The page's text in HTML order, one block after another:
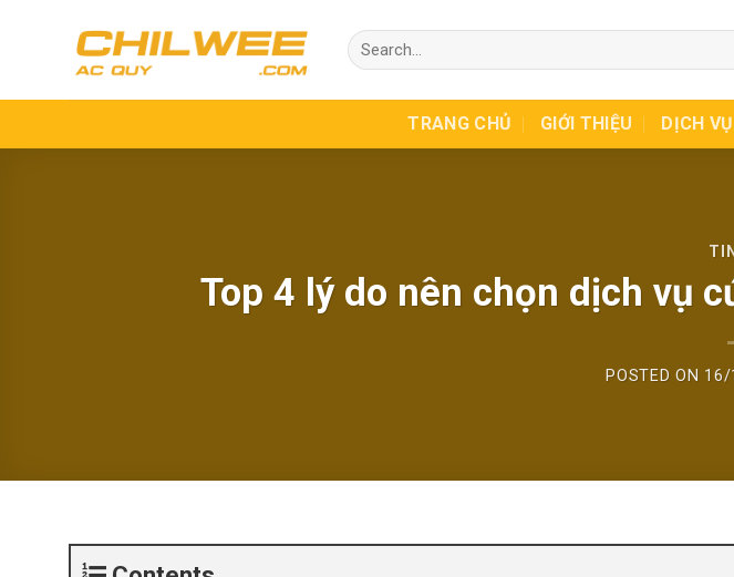
Search
for:
TRANG CHỦ GIỚI THIỆU DỊCH VỤ
Top 4 lý do nên chọn dịch vụ
POSTED ON 16/